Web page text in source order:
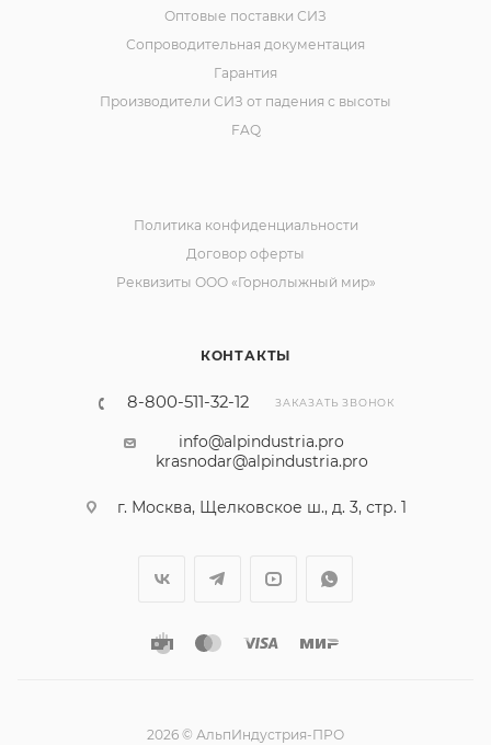
Оптовые поставки СИЗ
Сопроводительная документация
Гарантия
Производители СИЗ от падения с высоты
FAQ
КОНТАКТЫ
8-800-511-32-12 ЗАКАЗАТЬ ЗВОНОК
info@alpindustria.pro
krasnodar@alpindustria.pro
г. Москва, Щелковское ш., д. 3, стр. 1
Политика конфиденциальности
Договор оферты
Реквизиты ООО «Горнолыжный мир»
2026 © АльпИндустрия-ПРО